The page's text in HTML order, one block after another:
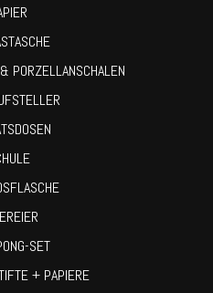
PORZELLANSCHALEN
SET
+ PAPIERE